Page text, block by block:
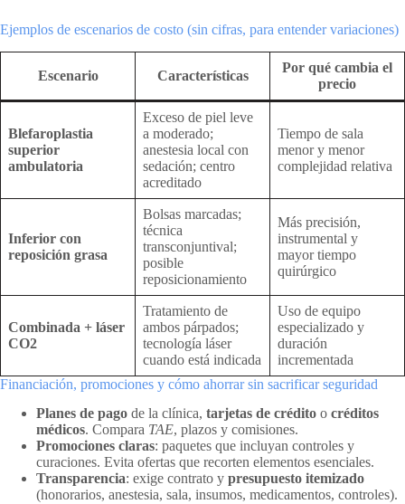
Ejemplos de escenarios de costo (sin cifras, para entender variaciones)
Escenario Características
Por qué cambia el
precio
Blefaroplastia
superior
ambulatoria
Exceso de piel leve
a moderado;
anestesia local con
sedación; centro
acreditado
Tiempo de sala
menor y menor
complejidad relativa
Inferior con
reposición grasa
Bolsas marcadas;
técnica
transconjuntival;
posible
reposicionamiento
Más precisión,
instrumental y
mayor tiempo
quirúrgico
Combinada + láser
CO2
Tratamiento de
ambos párpados;
tecnología láser
cuando está indicada
Uso de equipo
especializado y
duración
incrementada
Financiación, promociones y cómo ahorrar sin sacrificar seguridad
Planes de pago de la clínica, tarjetas de crédito o créditos
médicos. Compara TAE, plazos y comisiones.
Promociones claras: paquetes que incluyan controles y
curaciones. Evita ofertas que recorten elementos esenciales.
Transparencia: exige contrato y presupuesto itemizado
(honorarios, anestesia, sala, insumos, medicamentos, controles).